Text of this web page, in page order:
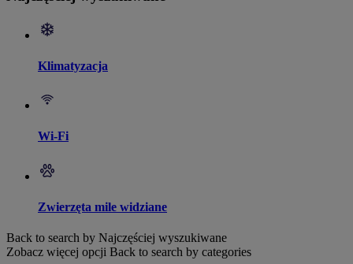
Klimatyzacja
Wi-Fi
Zwierzęta mile widziane
Back to search by Najczęściej wyszukiwane
Zobacz więcej opcji Back to search by categories